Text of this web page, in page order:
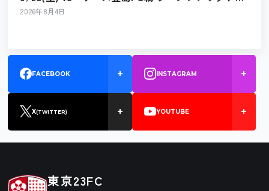
ト出店のお知らせ
2026年8月4日
FACEBOOK INSTAGRAM
X(TWITTER) YOUTUBE
東京23FC